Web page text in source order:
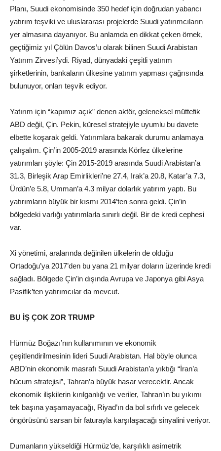
Planı, Suudi ekonomisinde 350 hedef için doğrudan yabancı
yatırım teşviki ve uluslararası projelerde Suudi yatırımcıların
yer almasına dayanıyor. Bu anlamda en dikkat çeken örnek,
geçtiğimiz yıl Çölün Davos’u olarak bilinen Suudi Arabistan
Yatırım Zirvesi’ydi. Riyad, dünyadaki çeşitli yatırım
şirketlerinin, bankaların ülkesine yatırım yapması çağrısında
bulunuyor, onları teşvik ediyor.
Yatırım için “kapımız açık” denen aktör, geleneksel müttefik
ABD değil, Çin. Pekin, küresel stratejiyle uyumlu bu davete
elbette koşarak geldi. Yatırımlara bakarak durumu anlamaya
çalışalım. Çin’in 2005-2019 arasında Körfez ülkelerine
yatırımları şöyle: Çin 2015-2019 arasında Suudi Arabistan’a
31.3, Birleşik Arap Emirlikleri’ne 27.4, Irak’a 20.8, Katar’a 7.3,
Ürdün’e 5.8, Umman’a 4.3 milyar dolarlık yatırım yaptı. Bu
yatırımların büyük bir kısmı 2014’ten sonra geldi. Çin’in
bölgedeki varlığı yatırımlarla sınırlı değil. Bir de kredi cephesi
var.
Xi yönetimi, aralarında değinilen ülkelerin de olduğu
Ortadoğu’ya 2017’den bu yana 21 milyar doların üzerinde kredi
sağladı. Bölgede Çin’in dışında Avrupa ve Japonya gibi Asya
Pasifik’ten yatırımcılar da mevcut.
BU İŞ ÇOK ZOR TRUMP
Hürmüz Boğazı’nın kullanımının ve ekonomik
çeşitlendirilmesinin lideri Suudi Arabistan. Hal böyle olunca
ABD’nin ekonomik masrafı Suudi Arabistan’a yıktığı “İran’a
hücum stratejisi”, Tahran’a büyük hasar verecektir. Ancak
ekonomik ilişkilerin kırılganlığı ve veriler, Tahran’ın bu yıkımı
tek başına yaşamayacağı, Riyad’ın da bol sıfırlı ve gelecek
öngörüsünü sarsan bir faturayla karşılaşacağı sinyalini veriyor.
Dumanların yükseldiği Hürmüz’de, karşılıklı asimetrik